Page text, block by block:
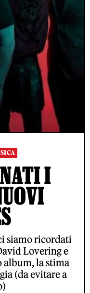
I
siamo ricordati
Lovering e
album, la stima
(da evitare a